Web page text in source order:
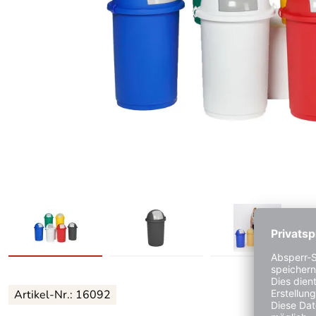
Artikel-Nr.: 16092